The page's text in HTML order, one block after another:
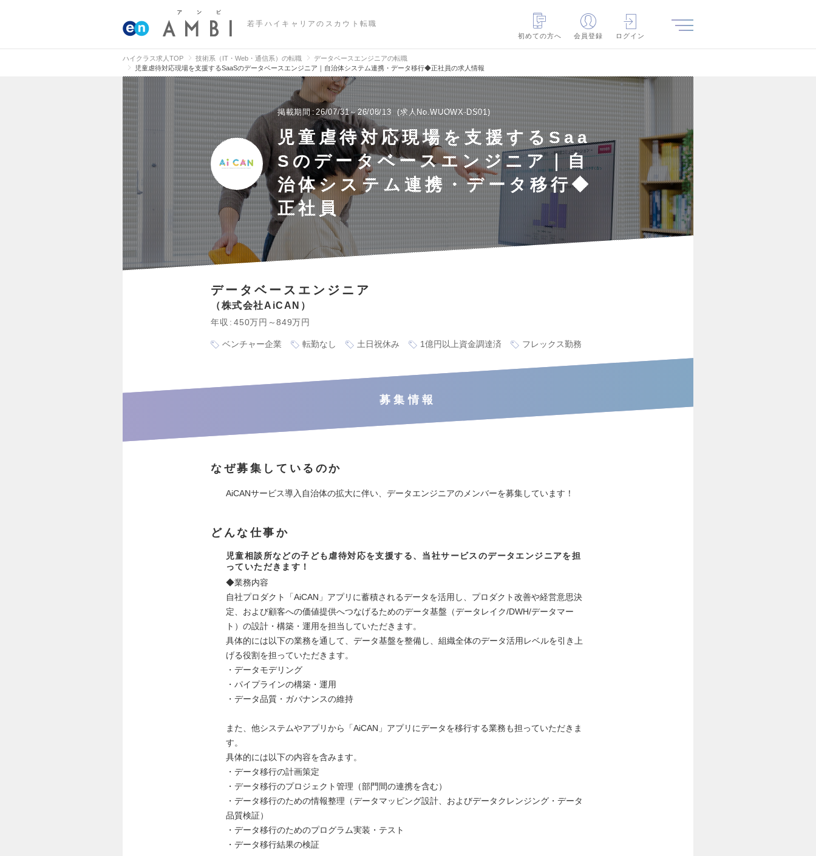
若手ハイキャリアのスカウト転職
初めての方へ
会員登録 ログイン
ハイクラス求人TOP 技術系（IT・Web・通信系）の転職
データベースエンジニアの転職
児童虐待対応現場を支援するSaaSのデータベースエンジニア｜自治体システム連携・データ移行◆正社員の求人情報
掲載期間 26/07/31～26/08/13 求人No.WUOWX-DS01
児童虐待対応現場を支援するSaa
Sのデータベースエンジニア｜自
治体システム連携・データ移行◆
正社員
データベースエンジニア
株式会社AiCAN
年収 450万円～849万円
ベンチャー企業 転勤なし 土日祝休み 1億円以上資金調達済 フレックス勤務
募集情報
なぜ募集しているのか
AiCANサービス導入自治体の拡大に伴い、データエンジニアのメンバーを募集しています！
どんな仕事か
児童相談所などの子ども虐待対応を支援する、当社サービスのデータエンジニアを担
っていただきます！
◆業務内容
自社プロダクト「AiCAN」アプリに蓄積されるデータを活用し、プロダクト改善や経営意思決
定、および顧客への価値提供へつなげるためのデータ基盤（データレイク/DWH/データマー
ト）の設計・構築・運用を担当していただきます。
具体的には以下の業務を通して、データ基盤を整備し、組織全体のデータ活用レベルを引き上
げる役割を担っていただきます。
・データモデリング
・パイプラインの構築・運用
・データ品質・ガバナンスの維持
また、他システムやアプリから「AiCAN」アプリにデータを移行する業務も担っていただきま
す。
具体的には以下の内容を含みます。
・データ移行の計画策定
・データ移行のプロジェクト管理（部門間の連携を含む）
・データ移行のための情報整理（データマッピング設計、およびデータクレンジング・データ
品質検証）
・データ移行のためのプログラム実装・テスト
・データ移行結果の検証